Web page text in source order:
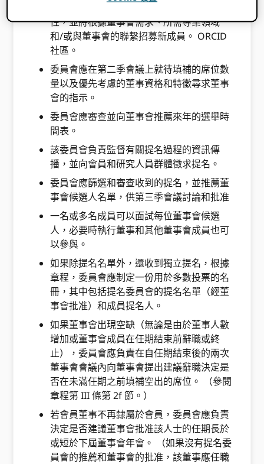
性，並將根據董事會需求、所需專業領域
和/或與董事會的聯繫招募新成員。 ORCID
社區。
委員會應在第二季會議上就待填補的席位數
量以及優先考慮的董事資格和特徵尋求董事
會的指示。
委員會應審查並向董事會推薦來年的選舉時
間表。
該委員會負責監督有關提名過程的資訊傳
播，並向會員和研究人員群體徵求提名。
委員會應篩選和審查收到的提名，並推薦董
事會候選人名單，供第三季會議討論和批准
一名或多名成員可以面試每位董事會候選
人，必要時執行董事和其他董事會成員也可
以參與。
如果除提名名單外，還收到獨立提名，根據
章程，委員會應制定一份用於多數投票的名
冊，其中包括提名委員會的提名名單（經董
事會批准）和成員提名人。
如果董事會出現空缺（無論是由於董事人數
增加或董事會成員在任期結束前辭職或終
止），委員會應負責在自任期結束後的兩次
董事會會議內向董事會提出建議辭職決定是
否在未滿任期之前填補空出的席位。 （參閱
章程第 III 條第 2f 節。）
若會員董事不再隸屬於會員，委員會應負責
決定是否建議董事會批准該人士的任期長於
或短於下屆董事會年會。 （如果沒有提名委
員會的推薦和董事會的批准，該董事應任職